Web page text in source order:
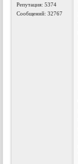
Репутация:5374
Сообщений: 32767